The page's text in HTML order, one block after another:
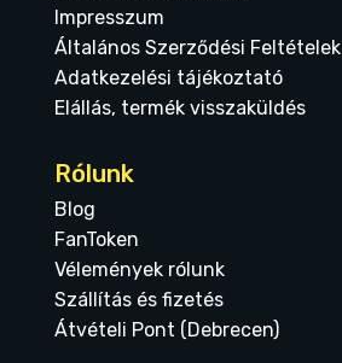
Impresszum
Általános Szerződési Feltételek
Adatkezelési tájékoztató
Elállás, termék visszaküldés
Rólunk
Blog
FanToken
Vélemények rólunk
Szállítás és fizetés
Átvételi Pont (Debrecen)